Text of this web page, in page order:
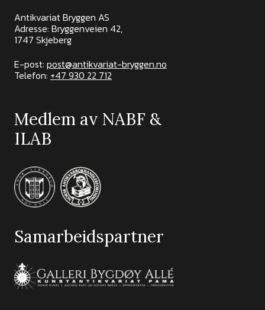
Antikvariat Bryggen AS
Adresse: Bryggenveien 42,
1747 Skjeberg
E-post: post@antikvariat-bryggen.no
Telefon: +47 930 22 712
Medlem av NABF &
ILAB
Samarbeidspartner